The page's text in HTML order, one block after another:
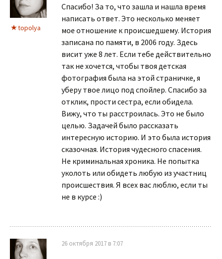
topolya
Спасибо! За то, что зашла и нашла время
написать ответ. Это несколько меняет
мое отношение к происшедшему. История
записана по памяти, в 2006 году. Здесь
висит уже 8 лет. Если тебе действительно
так не хочется, чтобы твоя детская
фотография была на этой страничке, я
уберу твое лицо под спойлер. Спасибо за
отклик, прости сестра, если обидела.
Вижу, что ты расстроилась. Это не было
целью. Задачей было рассказать
интересную историю. И это была история
сказочная. История чудесного спасения.
Не криминальная хроника. Не попытка
уколоть или обидеть любую из участниц
происшествия. Я всех вас люблю, если ты
не в курсе :)
26 октября 2017 в 7:07